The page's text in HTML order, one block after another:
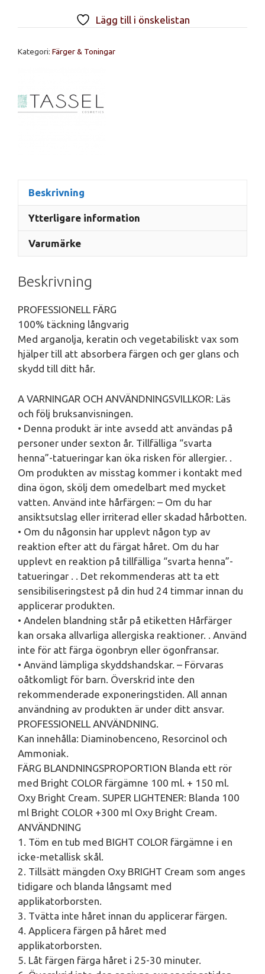
Violet
mängd
Lägg till i önskelistan
Kategori: Färger & Toningar
Beskrivning
Ytterligare information
Varumärke
Beskrivning
PROFESSIONELL FÄRG
100% täckning långvarig
Med arganolja, keratin och vegetabiliskt vax som
hjälper till att absorbera färgen och ger glans och
skydd till ditt hår.
A VARNINGAR OCH ANVÄNDNINGSVILLKOR: Läs
och följ bruksanvisningen.
• Denna produkt är inte avsedd att användas på
personer under sexton år. Tillfälliga “svarta
henna”-tatueringar kan öka risken för allergier. .
Om produkten av misstag kommer i kontakt med
dina ögon, skölj dem omedelbart med mycket
vatten. Använd inte hårfärgen: – Om du har
ansiktsutslag eller irriterad eller skadad hårbotten.
• Om du någonsin har upplevt någon typ av
reaktion efter att du färgat håret. Om du har
upplevt en reaktion på tillfälliga “svarta henna”-
tatueringar . . Det rekommenderas att ta ett
sensibiliseringstest på din hud 24 timmar innan du
applicerar produkten.
• Andelen blandning står på etiketten Hårfärger
kan orsaka allvarliga allergiska reaktioner. . Använd
inte för att färga ögonbryn eller ögonfransar.
• Använd lämpliga skyddshandskar. – Förvaras
oåtkomligt för barn. Överskrid inte den
rekommenderade exponeringstiden. All annan
användning av produkten är under ditt ansvar.
PROFESSIONELL ANVÄNDNING.
Kan innehålla: Diaminobenceno, Resorcinol och
Ammoniak.
FÄRG BLANDNINGSPROPORTION Blanda ett rör
med Bright COLOR färgämne 100 ml. + 150 ml.
Oxy Bright Cream. SUPER LIGHTENER: Blanda 100
ml Bright COLOR +300 ml Oxy Bright Cream.
ANVÄNDNING
1. Töm en tub med BIGHT COLOR färgämne i en
icke-metallisk skål.
2. Tillsätt mängden Oxy BRIGHT Cream som anges
tidigare och blanda långsamt med
applikatorborsten.
3. Tvätta inte håret innan du applicerar färgen.
4. Applicera färgen på håret med
applikatorborsten.
5. Låt färgen färga håret i 25-30 minuter.